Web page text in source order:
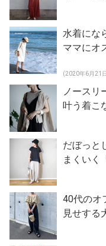
水着にな
ママにオ
(2020年6月21
ノースリ
叶う着こ
だぼっと
まくいく
40代のオ
見せする